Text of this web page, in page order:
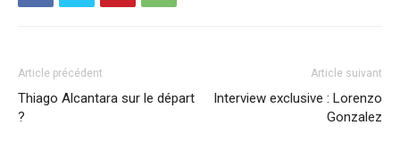
Article précédent
Thiago Alcantara sur le départ
?
Article suivant
Interview exclusive : Lorenzo
Gonzalez